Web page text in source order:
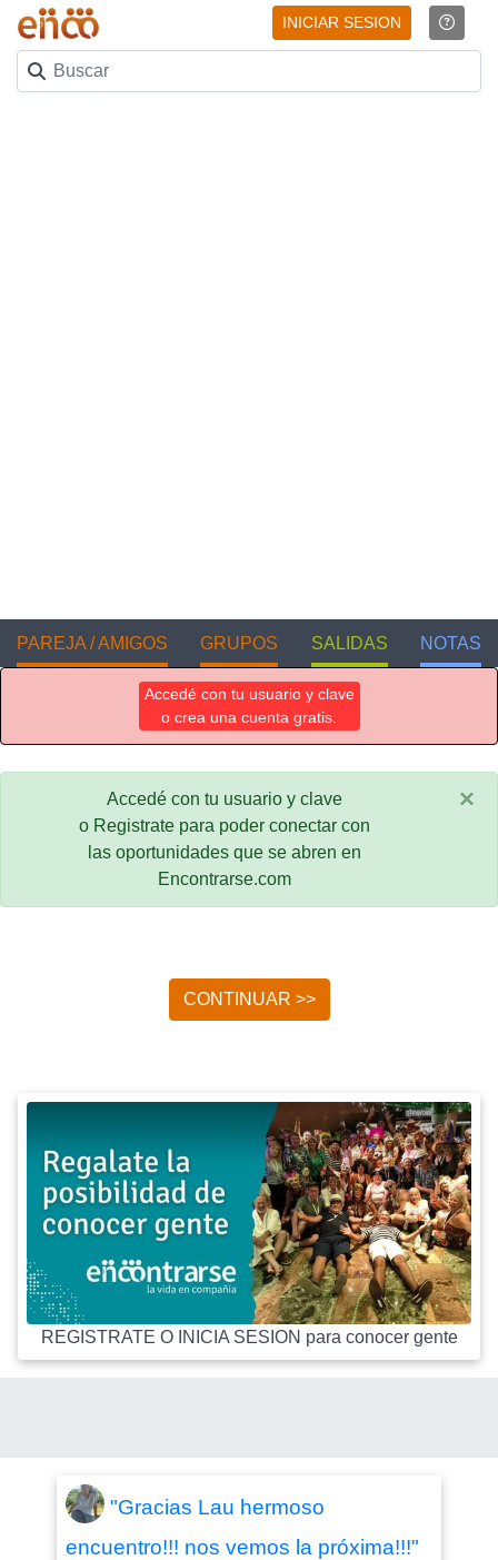
INICIAR SESION
PAREJA / AMIGOS GRUPOS SALIDAS NOTAS
Accedé con tu usuario y clave
o crea una cuenta gratis.
Accedé con tu usuario y clave
o Registrate para poder conectar con
las oportunidades que se abren en
Encontrarse.com
×
CONTINUAR >>
REGISTRATE O INICIA SESION para conocer gente
"Gracias Lau hermoso
encuentro!!! nos vemos la próxima!!!"